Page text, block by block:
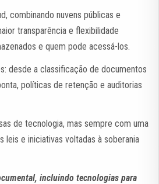
combinando nuvens públicas e
transparência e flexibilidade
e quem pode acessá-los.
desde a classificação de documentos
políticas de retenção e auditorias
de tecnologia, mas sempre com uma
e iniciativas voltadas à soberania
incluindo tecnologias para